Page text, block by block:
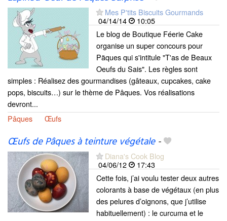
Mes P'tits Biscuits Gourmands
04/14/14
10:05
Le blog de Boutique Féerie Cake
organise un super concours pour
Päques qui s'intitule "T'as de Beaux
Oeufs du Sais". Les règles sont
simples : Réalisez des gourmandises (gâteaux, cupcakes, cake
pops, biscuits…) sur le thème de Pâques. Vos réalisations
devront...
Pâques
Œufs
Œufs de Pâques à teinture végétale-
Diana's Cook Blog
04/06/12
17:43
Cette fois, j’ai voulu tester deux autres
colorants à base de végétaux (en plus
des pelures d’oignons, que j’utilise
habituellement) : le curcuma et le